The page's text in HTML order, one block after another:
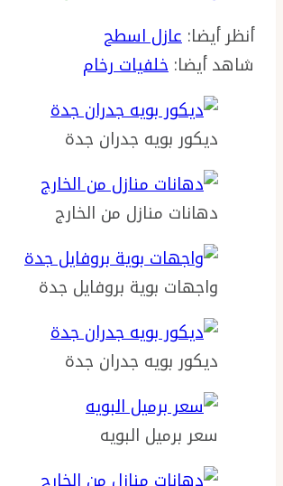
أنظر أيضا: عازل اسطح
شاهد أيضا: خلفيات رخام
ديكور بويه جدران جدة
دهانات منازل من الخارج
واجهات بوية بروفايل جدة
ديكور بويه جدران جدة
سعر برميل البويه